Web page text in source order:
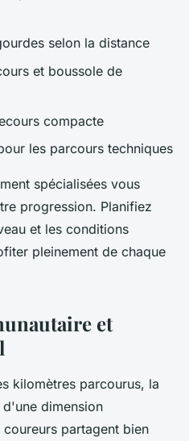
selon la distance
et boussole de
compacte
les parcours techniques
spécialisées vous
progression. Planifiez
et les conditions
pleinement de chaque
et
kilomètres parcourus, la
dimension
partagent bien